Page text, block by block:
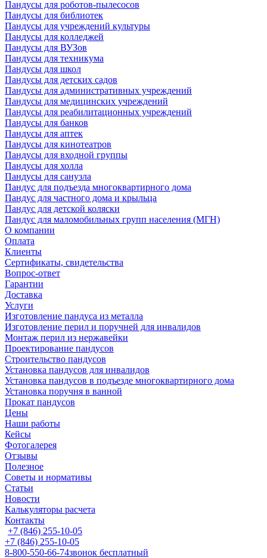
Пандусы для роботов-пылесосов
Пандусы для библиотек
Пандусы для учреждений культуры
Пандусы для колледжей
Пандусы для ВУЗов
Пандусы для техникума
Пандусы для школ
Пандусы для детских садов
Пандусы для административных учреждений
Пандусы для медицинских учреждений
Пандусы для реабилитационных учреждений
Пандусы для банков
Пандусы для аптек
Пандусы для кинотеатров
Пандусы для входной группы
Пандусы для холла
Пандусы для санузла
Пандус для подъезда многоквартирного дома
Пандус для частного дома и крыльца
Пандус для детской коляски
Пандус для маломобильных групп населения (МГН)
О компании
Оплата
Клиенты
Сертификаты, свидетельства
Вопрос-ответ
Гарантии
Доставка
Услуги
Изготовление пандуса из металла
Изготовление перил и поручней для инвалидов
Монтаж перил из нержавейки
Проектирование пандусов
Строительство пандусов
Установка пандусов для инвалидов
Установка пандусов в подъезде многоквартирного дома
Установка поручня в ванной
Прокат пандусов
Цены
Наши работы
Кейсы
Фотогалерея
Отзывы
Полезное
Советы и нормативы
Статьи
Новости
Калькуляторы расчета
Контакты
+7 (846) 255-10-05
+7 (846) 255-10-05
8-800-550-66-74звонок бесплатный